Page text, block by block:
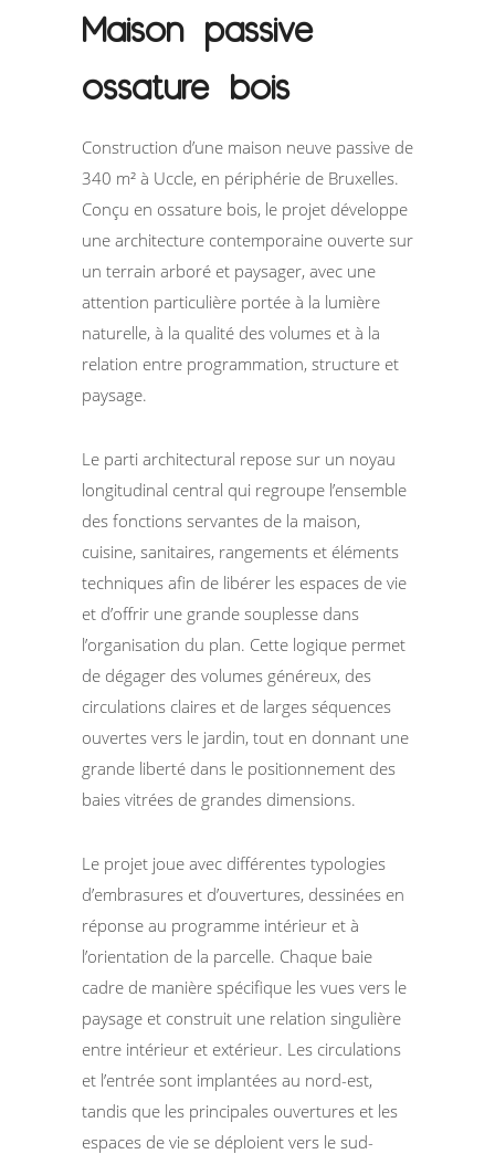
Maison passive
ossature bois
Construction d’une maison neuve passive de
340 m² à Uccle, en périphérie de Bruxelles.
Conçu en ossature bois, le projet développe
une architecture contemporaine ouverte sur
un terrain arboré et paysager, avec une
attention particulière portée à la lumière
naturelle, à la qualité des volumes et à la
relation entre programmation, structure et
paysage.
Le parti architectural repose sur un noyau
longitudinal central qui regroupe l’ensemble
des fonctions servantes de la maison,
cuisine, sanitaires, rangements et éléments
techniques afin de libérer les espaces de vie
et d’offrir une grande souplesse dans
l’organisation du plan. Cette logique permet
de dégager des volumes généreux, des
circulations claires et de larges séquences
ouvertes vers le jardin, tout en donnant une
grande liberté dans le positionnement des
baies vitrées de grandes dimensions.
Le projet joue avec différentes typologies
d’embrasures et d’ouvertures, dessinées en
réponse au programme intérieur et à
l’orientation de la parcelle. Chaque baie
cadre de manière spécifique les vues vers le
paysage et construit une relation singulière
entre intérieur et extérieur. Les circulations
et l’entrée sont implantées au nord-est,
tandis que les principales ouvertures et les
espaces de vie se déploient vers le sud-